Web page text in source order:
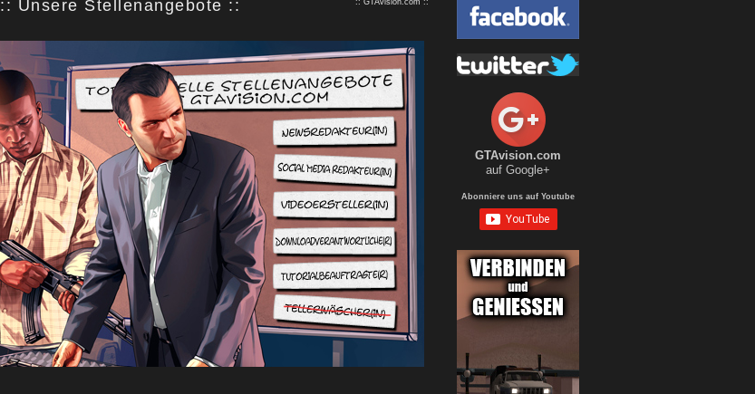
:: Unsere Stellenangebote :: :: GTAvision.com ::
GTAvision.com
auf Google+
Abonniere uns auf Youtube